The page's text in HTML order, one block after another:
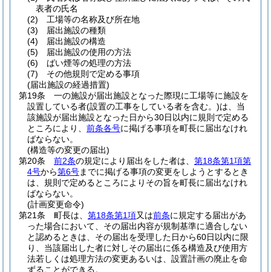
表者の氏名
(2)
工場等の名称及び所在地
(3)
届出施設の種類
(4)
届出施設の構造
(5)
届出施設の使用の方法
(6)
ばい煙等の処理の方法
(7)
その他規則で定める事項
(届出施設の経過措置)
第19条
一の施設が届出施設となった際現に工場等に施設を
設置している者(設置の工事をしている者を含む。)は、当
該施設が届出施設となった日から30日以内に規則で定める
ところにより、 前条各号に掲げる事項を町長に届出なけれ
ばならない。
(構造等の変更の届出)
第20条
前2条の規定により届出をした者は、 第18条第1項第
4号から第6号までに掲げる事項の変更をしようとするとき
は、規則で定めるところによりその旨を町長に届出なけれ
ばならない。
(計画変更命令)
第21条
町長は、 第18条第1項又は前条に規定する届出があ
った場合において、その届出内容が規制基準に適合しない
と認めるときは、その届出を受理した日から60日以内に限
り、当該届出した者に対しその届出に係る構造及び使用方
法若しくは処理方法の変更あるいは、設置計画の廃止を命
ずることができる。